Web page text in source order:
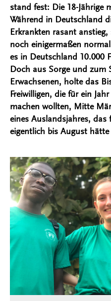
stand fest: Die 18-Jährige
Während in Deutschland
Erkrankten rasant
noch einigermaßen
es in Deutschland 10.000
Doch aus Sorge und zum
Erwachsenen, holte das
Freiwilligen, die für ein
machen wollten, Mitte
eines Auslandsjahres, das
eigentlich bis August